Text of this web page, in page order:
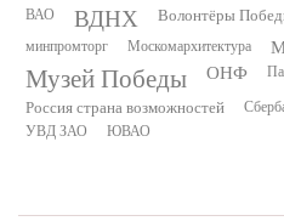
ВАО ВДНХ Волонтёры
минпромторг
Москомархитектура
Музей Победы ОНФ
Россия страна возможностей
УВД ЗАО
ЮВАО